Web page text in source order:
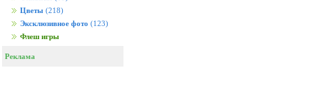
Цветы (218)
Эксклюзивное фото (123)
Флеш игры
Реклама